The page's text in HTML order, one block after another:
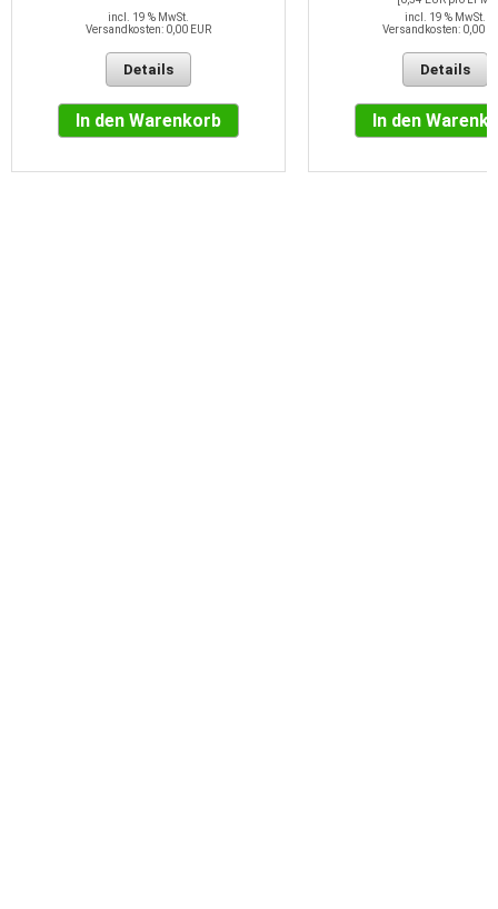
incl. 19 % MwSt.
Versandkosten: 0,00 EUR
Details
In den Warenkorb
incl. 19 % MwSt.
Versandkosten: 0,00
Details
In den